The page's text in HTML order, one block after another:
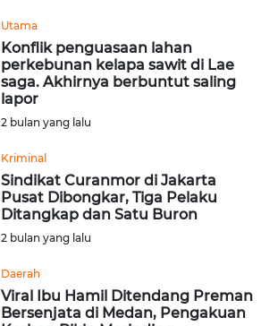
Utama
Konflik penguasaan lahan
perkebunan kelapa sawit di Lae
saga. Akhirnya berbuntut saling
lapor
2 bulan yang lalu
Kriminal
Sindikat Curanmor di Jakarta
Pusat Dibongkar, Tiga Pelaku
Ditangkap dan Satu Buron
2 bulan yang lalu
Daerah
Viral Ibu Hamil Ditendang Preman
Bersenjata di Medan, Pengakuan